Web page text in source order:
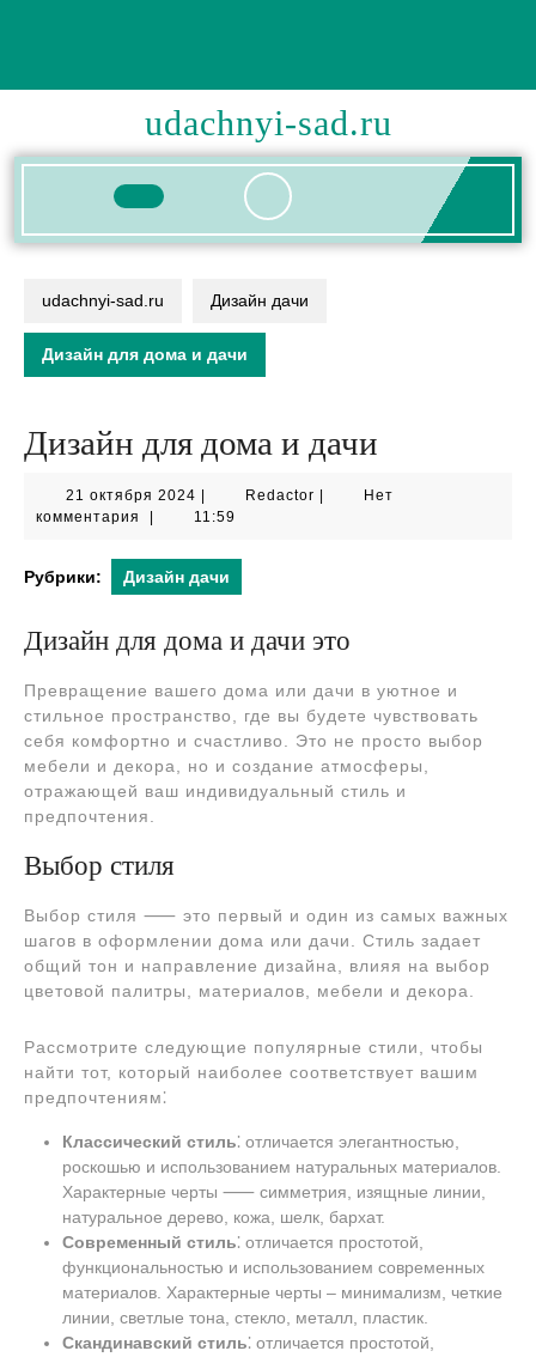
udachnyi-sad.ru
Кнопка
udachnyi-sad.ru Дизайн дачи
Дизайн для дома и дачи
Дизайн для дома и дачи
21 октября 2024 21
октября
RedactorRedactor
Нет
комментария
11:59
Рубрики: Дизайн дачи
Дизайн для дома и дачи это
Превращение вашего дома или дачи в уютное и
стильное пространство, где вы будете чувствовать
себя комфортно и счастливо. Это не просто выбор
мебели и декора, но и создание атмосферы,
отражающей ваш индивидуальный стиль и
предпочтения.
Выбор стиля
Выбор стиля ⸺ это первый и один из самых важных
шагов в оформлении дома или дачи. Стиль задает
общий тон и направление дизайна, влияя на выбор
цветовой палитры, материалов, мебели и декора.
Рассмотрите следующие популярные стили, чтобы
найти тот, который наиболее соответствует вашим
предпочтениям⁚
Классический стиль⁚ отличается элегантностью,
роскошью и использованием натуральных материалов.
Характерные черты ⸺ симметрия, изящные линии,
натуральное дерево, кожа, шелк, бархат.
Современный стиль⁚ отличается простотой,
функциональностью и использованием современных
материалов. Характерные черты ‒ минимализм, четкие
линии, светлые тона, стекло, металл, пластик.
Скандинавский стиль⁚ отличается простотой,